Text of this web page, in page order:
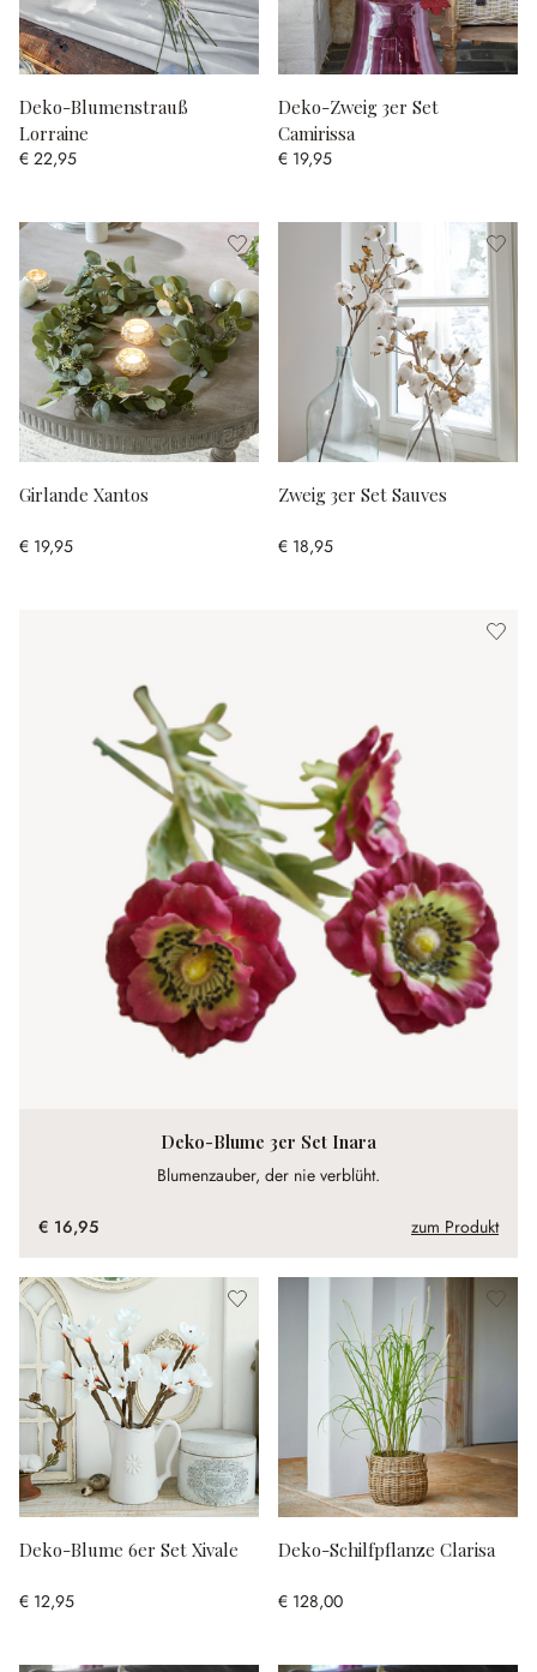
Deko-Blumenstrauß
Lorraine
€ 22,95
Deko-Zweig 3er Set
Camirissa
€ 19,95
Girlande Xantos
€ 19,95
Deko-Blume 3er Set Inara
Blumenzauber, der nie verblüht.
€ 16,95 zum Produkt
Zweig 3er Set Sauves
€ 18,95
Deko-Blume 6er Set Xivale
€ 12,95
Deko-Schilfpflanze Clarisa
€ 128,00